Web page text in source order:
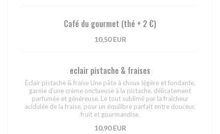
Café du gourmet (thé + 2 €)
10,50 EUR
eclair pistache & fraises
Éclair pistache & fraise Une pâte à choux légère et fondante,
garnie d’une crème onctueuse à la pistache, délicatement
parfumée et généreuse. Le tout sublimé par la fraîcheur
acidulée de la fraise, pour un équilibre parfait entre douceur,
fruit et gourmandise.
10,90 EUR